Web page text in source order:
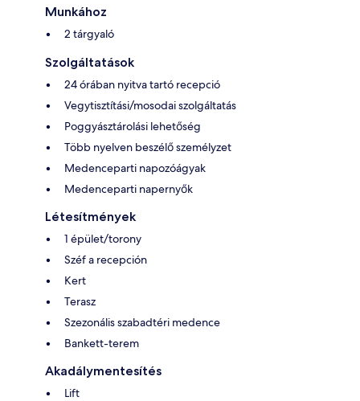
Munkához
2 tárgyaló
Szolgáltatások
24 órában nyitva tartó recepció
Vegytisztítási/mosodai szolgáltatás
Poggyásztárolási lehetőség
Több nyelven beszélő személyzet
Medenceparti napozóágyak
Medenceparti napernyők
Létesítmények
1 épület/torony
Széf a recepción
Kert
Terasz
Szezonális szabadtéri medence
Bankett-terem
Akadálymentesítés
Lift